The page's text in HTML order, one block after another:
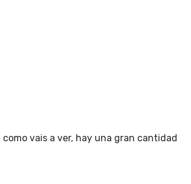
vais a ver, hay una gran cantidad